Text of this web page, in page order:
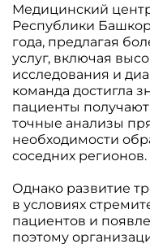
Медицинский
Республики
года, предлагая
услуг, включая
исследования и
команда достигла
пациенты
точные анализы
необходимости
соседних регионов.
Однако развитие
в условиях
пациентов и
поэтому